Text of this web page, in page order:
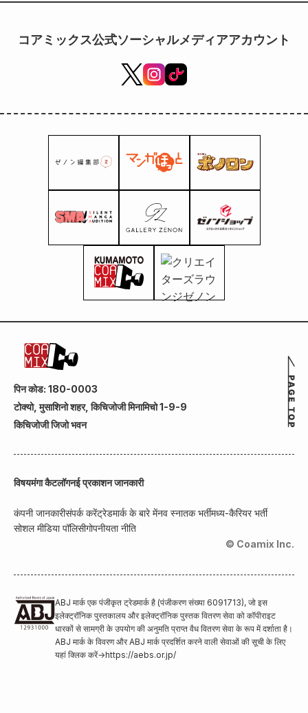
コアミックス公式ソーシャルメディアアカウント
पिन कोड: 180-0003
टोक्यो, मुसाशिनो शहर, किचिजोजी मिनामिचो 1-9-9
किचिजोजी जिजो भवन
विषयमंगा कैटलॉगनई प्रकाशन जानकारी
कंपनी जानकारीसंपर्क करेंट्रेडमार्क के बारे मेंनव स्नातक भर्तीमध्य-कैरियर भर्ती
सोशल मीडिया पॉलिसीगोपनीयता नीति
© Coamix Inc.
ABJ मार्क एक पंजीकृत ट्रेडमार्क है (पंजीकरण संख्या 6091713), जो इस
इलेक्ट्रॉनिक पुस्तकालय और इलेक्ट्रॉनिक पुस्तक वितरण सेवा को कॉपीराइट
धारकों से सामग्री के उपयोग की अनुमति प्राप्त वैध वितरण सेवा के रूप में दर्शाता है।
ABJ मार्क के विवरण और ABJ मार्क प्रदर्शित करने वाली सेवाओं की सूची के लिए
यहां क्लिक करें→https://aebs.or.jp/